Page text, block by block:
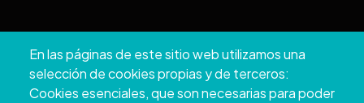
En las páginas de este sitio web utilizamos una
selección de cookies propias y de terceros:
Cookies esenciales, que son necesarias para poder
Pontevedra
+34 986 804 100 | +34 986 804 124